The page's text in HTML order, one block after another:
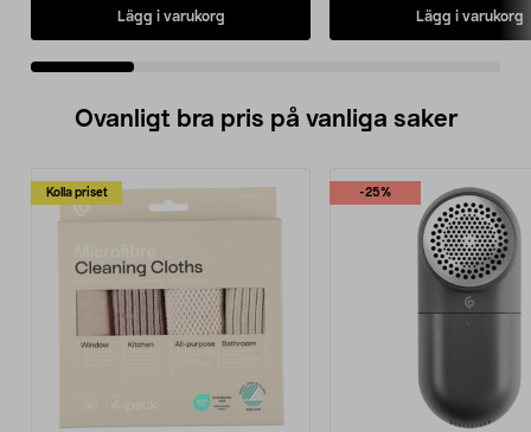
Lägg i varukorg Lägg i varukorg
Ovanligt bra pris på vanliga saker
Kolla priset -25%